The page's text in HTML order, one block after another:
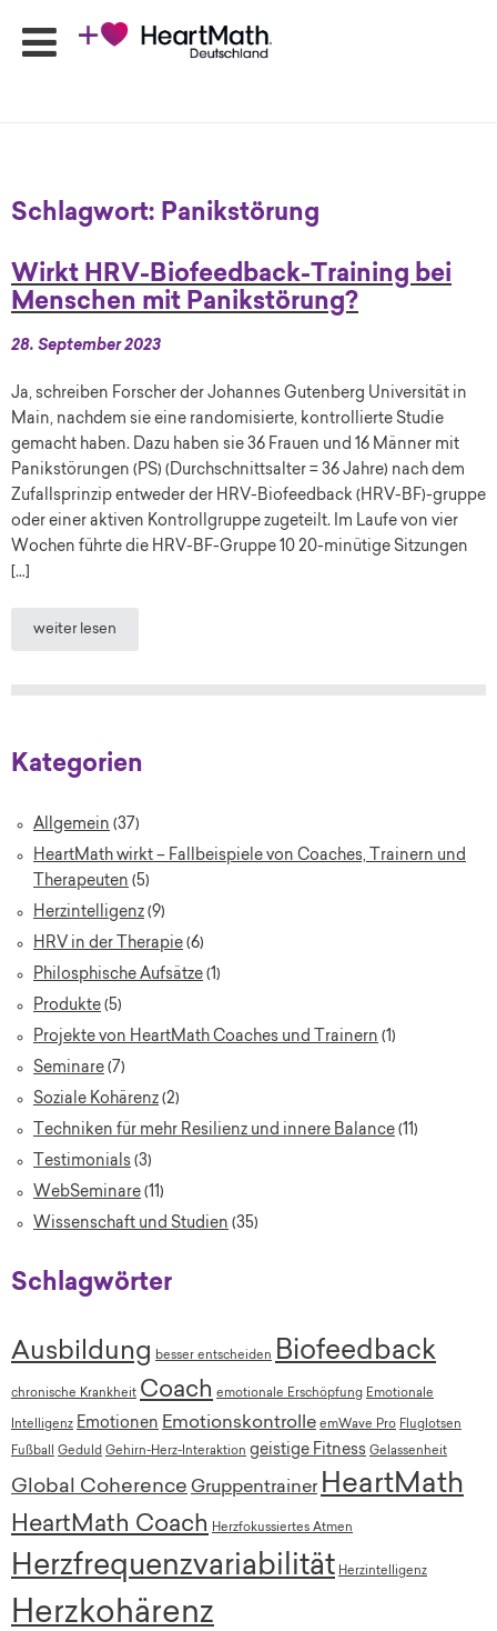
Online-
Produkte
HeartMath
Apps
Shop
Newsletter
Schlagwort: Panikstörung
Wirkt HRV-Biofeedback-Training bei
Menschen mit Panikstörung?
28. September 2023
Ja, schreiben Forscher der Johannes Gutenberg Universität in
Main, nachdem sie eine randomisierte, kontrollierte Studie
gemacht haben. Dazu haben sie 36 Frauen und 16 Männer mit
Panikstörungen (PS) (Durchschnittsalter = 36 Jahre) nach dem
Zufallsprinzip entweder der HRV-Biofeedback (HRV-BF)-gruppe
oder einer aktiven Kontrollgruppe zugeteilt. Im Laufe von vier
Wochen führte die HRV-BF-Gruppe 10 20-minütige Sitzungen
[…]
weiter lesen
Kategorien
Allgemein (37)
HeartMath wirkt – Fallbeispiele von Coaches, Trainern und
Therapeuten (5)
Herzintelligenz (9)
HRV in der Therapie (6)
Philosphische Aufsätze (1)
Produkte (5)
Projekte von HeartMath Coaches und Trainern (1)
Seminare (7)
Soziale Kohärenz (2)
Techniken für mehr Resilienz und innere Balance (11)
Testimonials (3)
WebSeminare (11)
Wissenschaft und Studien (35)
Schlagwörter
Ausbildung besser entscheiden Biofeedback
chronische Krankheit Coach emotionale Erschöpfung Emotionale
Intelligenz Emotionen Emotionskontrolle emWave Pro Fluglotsen
Fußball Geduld Gehirn-Herz-Interaktion geistige Fitness Gelassenheit
Global Coherence Gruppentrainer HeartMath
HeartMath Coach Herzfokussiertes Atmen
Herzfrequenzvariabilität Herzintelligenz
Herzkohärenz